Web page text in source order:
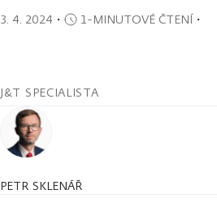
3. 4. 2024 ・ 1-MINUTOVÉ ČTENÍ・
J&T SPECIALISTA
PETR SKLENÁŘ